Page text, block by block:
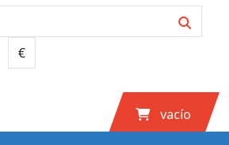
vacío